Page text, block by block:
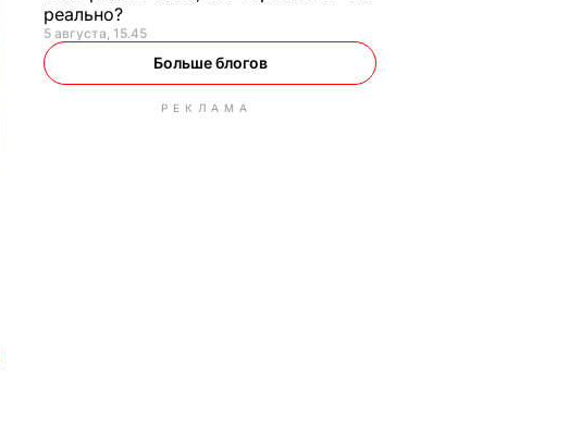
реально?
5 августа, 15.45
Больше блогов
РЕКЛАМА